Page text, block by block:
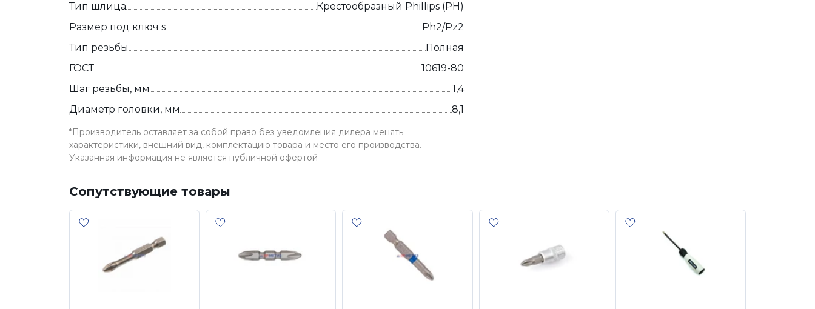
Тип шлица
Крестообразный Phillips (PH)
Размер под ключ s
Ph2/Pz2
Тип резьбы
Полная
ГОСТ
10619-80
Шаг резьбы, мм
1,4
Диаметр головки, мм
8,1
*Производитель оставляет за собой право без уведомления дилера менять
характеристики, внешний вид, комплектацию товара и место его производства.
Указанная информация не является публичной офертой
Сопутствующие товары